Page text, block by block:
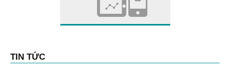
TIN TỨC